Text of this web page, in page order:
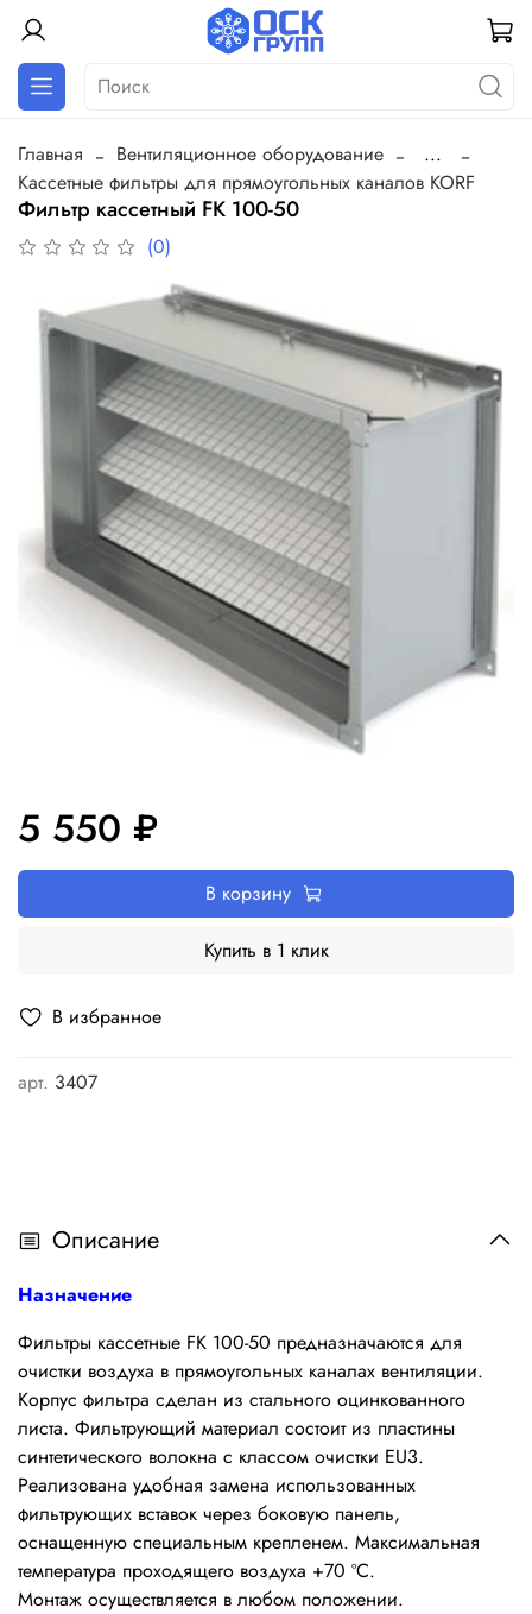
Главная Вентиляционное оборудование
...
Кассетные фильтры для прямоугольных каналов KORF
Фильтр кассетный FK 100-50
(0)
В избранное
арт. 3407
5 550 ₽
В корзину
Купить в 1 клик
Описание
Назначение
Фильтры кассетные FK 100-50 предназначаются для
очистки воздуха в прямоугольных каналах вентиляции.
Корпус фильтра сделан из стального оцинкованного
листа. Фильтрующий материал состоит из пластины
синтетического волокна с классом очистки EU3.
Реализована удобная замена использованных
фильтрующих вставок через боковую панель,
оснащенную специальным крепленем. Максимальная
температура проходящего воздуха +70 ºС.
Монтаж осуществляется в любом положении.